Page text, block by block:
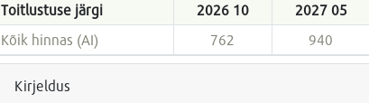
Toitlustuse järgi 2026 10 2027 05
Kõik hinnas (AI)
762 940
Kirjeldus